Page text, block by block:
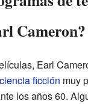
Cameron?
Earl
ciencia ficción muy
los años 60.